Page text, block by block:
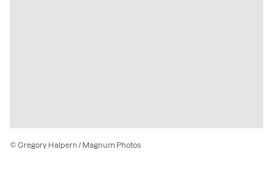
© Gregory Halpern / Magnum Photos